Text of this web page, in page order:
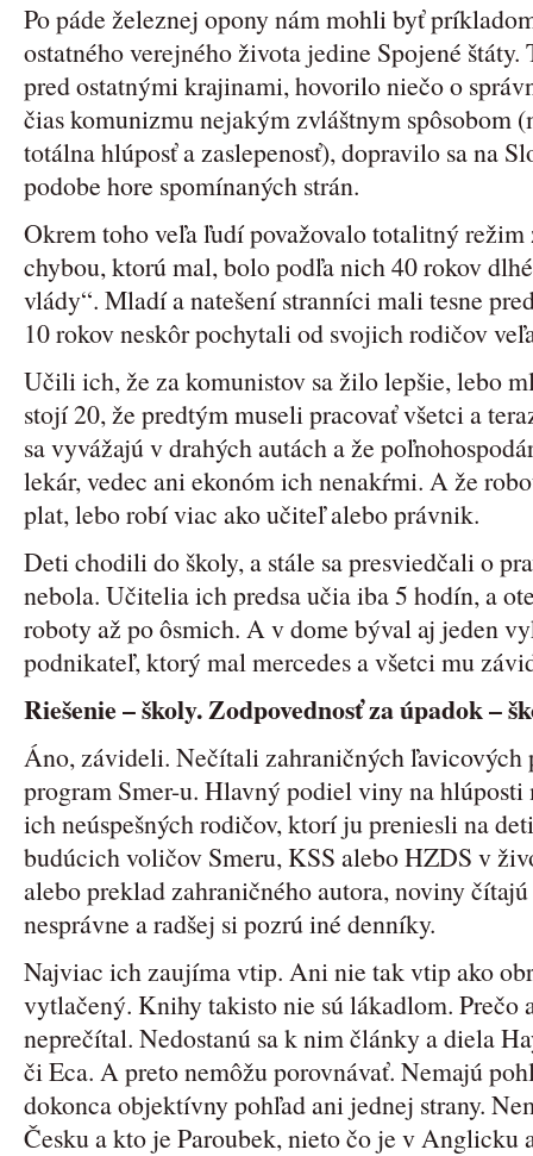
Po páde železnej opony nám mohli byť
ostatného verejného života jedine Spojené
pred ostatnými krajinami, hovorilo niečo o
čias komunizmu nejakým zvláštnym spôsobom
totálna hlúposť a zaslepenosť), dopravilo sa na
podobe hore spomínaných strán.
Okrem toho veľa ľudí považovalo totalitný
chybou, ktorú mal, bolo podľa nich 40 rokov
vlády“. Mladí a natešení stranníci mali tesne
10 rokov neskôr pochytali od svojich rodičov
Učili ich, že za komunistov sa žilo lepšie, lebo
stojí 20, že predtým museli pracovať všetci a
sa vyvážajú v drahých autách a že
lekár, vedec ani ekonóm ich nenakŕmi. A že
plat, lebo robí viac ako učiteľ alebo právnik.
Deti chodili do školy, a stále sa presviedčali o
nebola. Učitelia ich predsa učia iba 5 hodín, a
roboty až po ôsmich. A v dome býval aj jeden
podnikateľ, ktorý mal mercedes a všetci mu
Riešenie – školy. Zodpovednosť za úpadok –
Áno, závideli. Nečítali zahraničných
program Smer-u. Hlavný podiel viny na
ich neúspešných rodičov, ktorí ju preniesli na
budúcich voličov Smeru, KSS alebo HZDS v
alebo preklad zahraničného autora, noviny
nesprávne a radšej si pozrú iné denníky.
Najviac ich zaujíma vtip. Ani nie tak vtip ako
vytlačený. Knihy takisto nie sú lákadlom. Prečo
neprečítal. Nedostanú sa k nim články a diela
či Eca. A preto nemôžu porovnávať. Nemajú
dokonca objektívny pohľad ani jednej strany.
Česku a kto je Paroubek, nieto čo je v Anglicku